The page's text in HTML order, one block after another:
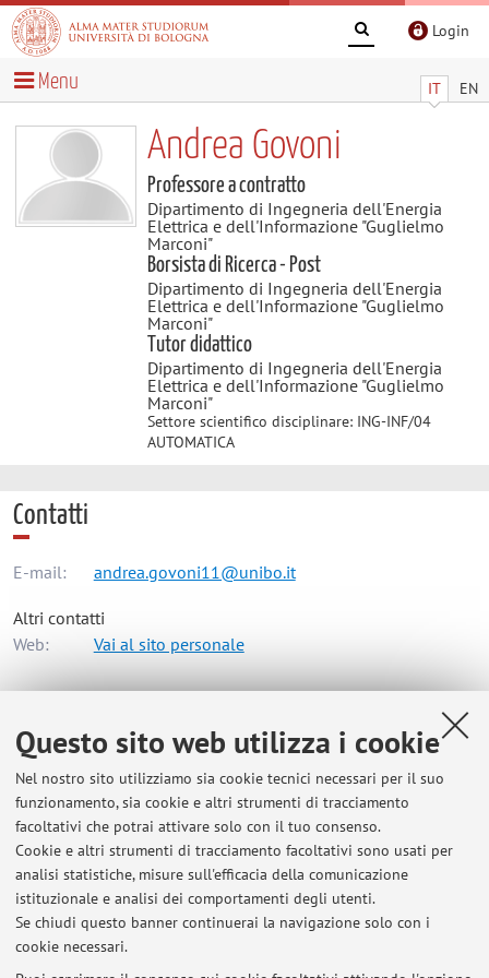
Questo sito web utilizza i cookie
Nel nostro sito utilizziamo sia cookie tecnici necessari per il suo
funzionamento, sia cookie e altri strumenti di tracciamento
facoltativi che potrai attivare solo con il tuo consenso.
Cookie e altri strumenti di tracciamento facoltativi sono usati per
analisi statistiche, misure sull'efficacia della comunicazione
istituzionale e analisi dei comportamenti degli utenti.
Se chiudi questo banner continuerai la navigazione solo con i
cookie necessari.
Login
IT EN
Menu
Andrea Govoni
Professore a contratto
Dipartimento di Ingegneria dell'Energia
Elettrica e dell'Informazione "Guglielmo
Marconi"
Borsista di Ricerca - Post
Dipartimento di Ingegneria dell'Energia
Elettrica e dell'Informazione "Guglielmo
Marconi"
Tutor didattico
Dipartimento di Ingegneria dell'Energia
Elettrica e dell'Informazione "Guglielmo
Marconi"
Settore scientifico disciplinare: ING-INF/04
AUTOMATICA
Contatti
E-mail: andrea.govoni11@unibo.it
Altri contatti
Web:
Vai al sito personale
Dipartimento di Ingegneria dell'Energia Elettrica e
dell'Informazione "Guglielmo Marconi"
Viale del Risorgimento 2, Bologna -Vai alla mappa
Risorse in rete
ORCID